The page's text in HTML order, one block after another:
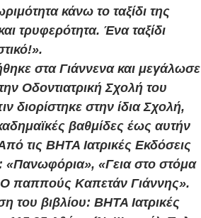
κάνω το ταξίδι της
τρυφερότητα. Ένα ταξίδι
στα Γιάννενα και μεγάλωσε
Οδοντιατρική Σχολή του
διορίστηκε στην ίδια Σχολή,
βαθμίδες έως αυτήν
τις ΒΗΤΑ Ιατρικές Εκδόσεις
«Πανωφόρια», «Γεια στο στόμα
παππούς Καπετάν Γιάννης».
του βιβλίου: ΒΗΤΑ Ιατρικές